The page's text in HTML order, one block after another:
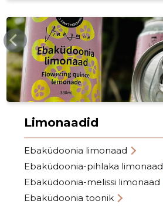
VINKYMON.EE
Limonaadid
Ebaküdoonia limonaad
Ebaküdoonia-pihlaka limonaad
Ebaküdoonia-melissi limonaad
Ebaküdoonia toonik